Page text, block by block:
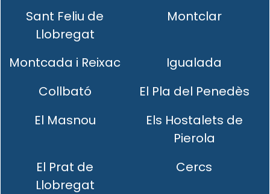
Sant Feliu de
Llobregat
Montclar
Montcada i Reixac
Igualada
Collbató
El Pla del Penedès
El Masnou
Els Hostalets de
Pierola
El Prat de
Llobregat
Cercs